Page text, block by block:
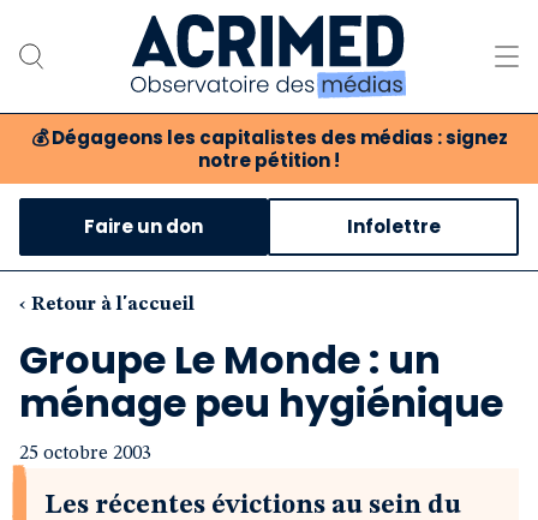
💰 Dégageons les capitalistes des médias : signez
notre pétition !
Notre association
Notre critique des médias
Nos propositions
Notre revue
Boutique
Faire un don Infolettre
‹ Retour à l'accueil
Groupe Le Monde : un
ménage peu hygiénique
25 octobre 2003
Les récentes évictions au sein du